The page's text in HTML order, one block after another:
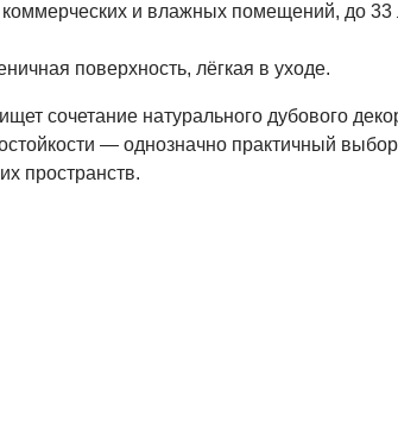
коммерческих и влажных помещений, до 33
поверхность, лёгкая в уходе.
сочетание натурального дубового
— однозначно практичный
пространств.